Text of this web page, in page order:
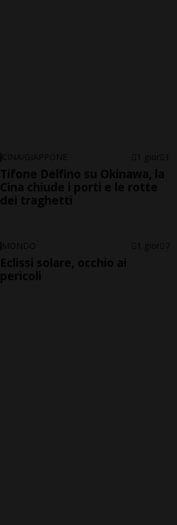
CINA/GIAPPONE 1 gior 1
Tifone Delfino su Okinawa, la
Cina chiude i porti e le rotte
dei traghetti
MONDO 1 gior 7
Eclissi solare, occhio ai
pericoli